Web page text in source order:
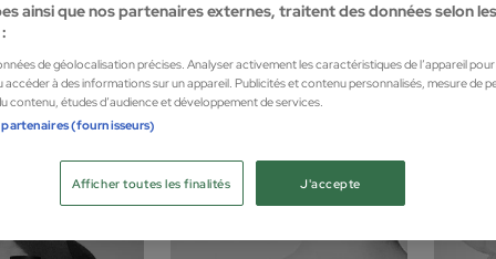
Le parfum, présent dans l'histoire
devenu un métier en 1951. Transformée
artistique, la Parfumerie Hermès est une
aujourd'hui par la créatrice Christine
contemporaine et élégante, la Parfumerie
de vivre, elle est un signe
ainsi que nos partenaires externes, traitent des données selon
de géolocalisation précises. Analyser activement les caractéristiques de l’appareil
à des informations sur un appareil. Publicités et contenu personnalisés, mesure de
contenu, études d’audience et développement de services.
(fournisseurs)
J'accepte
Afficher toutes les finalités